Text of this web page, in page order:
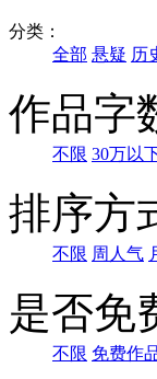
分类：
全部 悬疑 历
作品字
不限 30万以
排序方
不限 周人气
是否免
不限 免费作